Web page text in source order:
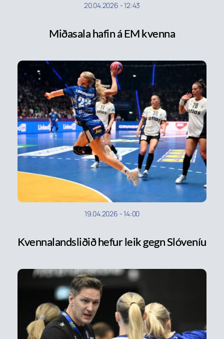
20.04.2026 -12:43
Miðasala hafin á EM kvenna
19.04.2026 -14:00
Kvennalandsliðið hefur leik gegn Slóveníu